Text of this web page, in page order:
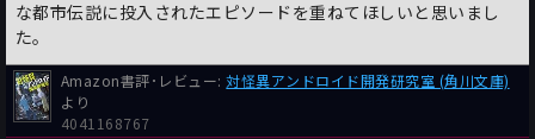
な都市伝説に投入されたエピソードを重ねてほしいと思いまし
た。
Amazon書評･レビュー:対怪異アンドロイド開発研究室 (角川文庫)
より
4041168767